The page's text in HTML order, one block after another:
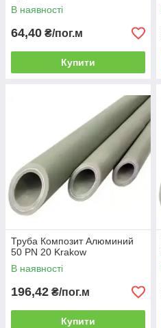
В наявності
64,40 ₴/пог.м
Купити
Труба Композит Алюминий
50 PN 20 Krakow
В наявності
196,42 ₴/пог.м
Купити